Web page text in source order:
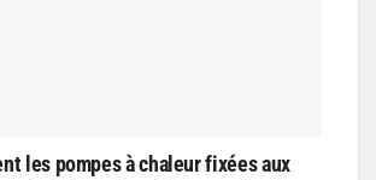
les pompes à chaleur fixées aux